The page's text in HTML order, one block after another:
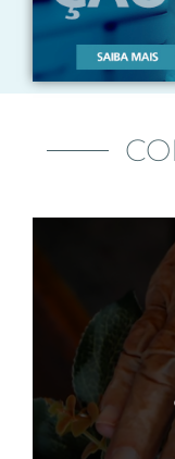
Você tem